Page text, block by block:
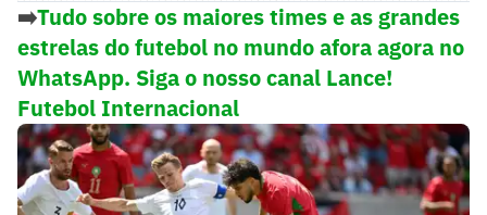
➡️Tudo sobre os maiores times e as grandes
estrelas do futebol no mundo afora agora no
WhatsApp. Siga o nosso canal Lance!
Futebol Internacional